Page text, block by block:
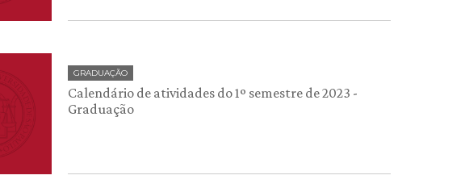
GRADUAÇÃO
Calendário de atividades do 1º semestre de 2023 -
Graduação